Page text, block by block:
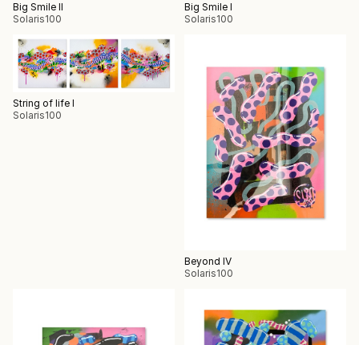
Big Smile II
Solaris100
Big Smile I
Solaris100
String of life I
Solaris100
Beyond IV
Solaris100